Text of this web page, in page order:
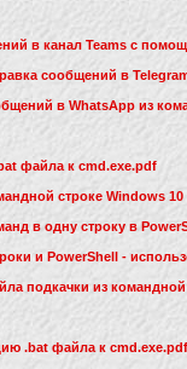
в канал Teams с
сообщений в
в WhatsApp из
файла к cmd.exe.pdf
строке Windows
в одну строку в
и PowerShell -
подкачки из
.bat файла к cmd.exe.pdf